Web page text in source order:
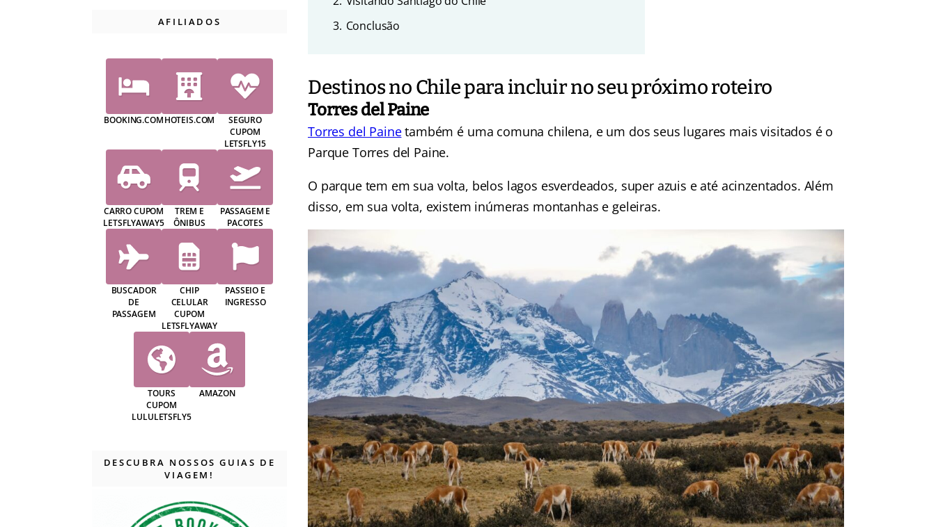
3. Conclusão
Destinos no Chile para incluir no seu próximo roteiro
Torres del Paine
Torres del Painetambém é uma comuna chilena, e um dos seus lugares mais visitados é o
Parque Torres del Paine.
O parque tem em sua volta, belos lagos esverdeados, super azuis e até acinzentados. Além
disso, em sua volta, existem inúmeras montanhas e geleiras.
AFILIADOS
BOOKING.COMHOTEIS.COM
SEGURO
CUPOM
LETSFLY15
CARRO CUPOM
LETSFLYAWAY5
TREM E
ÔNIBUS
PASSAGEM E
PACOTES
BUSCADOR
DE
PASSAGEM
CHIP
CELULAR
CUPOM
LETSFLYAWAY
PASSEIO E
INGRESSO
TOURS
CUPOM
LULULETSFLY5
AMAZON
DESCUBRA NOSSOS GUIAS DE
VIAGEM!